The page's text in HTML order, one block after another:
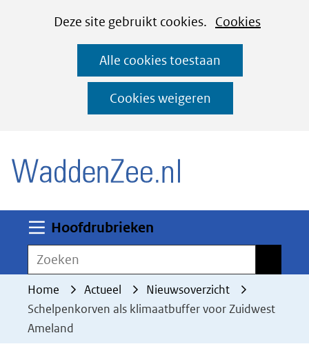
CookiesDeze site gebruikt cookies. Cookies
deze
worden
toegestaan
geweigerd.
Alle cookies toestaan
Cookies weigeren
Ga
naar
de
inhoud
Hoofdrubrieken
Zoeken
Home Actueel
Nieuwsoverzicht
Schelpenkorven als klimaatbuffer voor Zuidwest
Ameland